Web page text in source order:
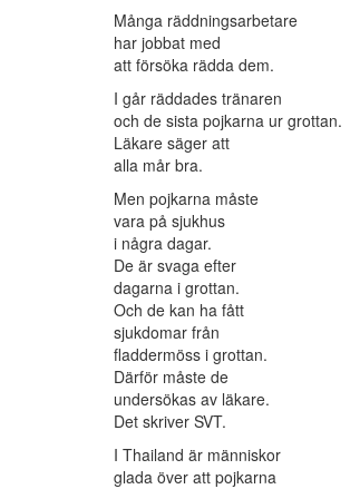
Många räddningsarbetare
har jobbat med
att försöka rädda dem.
I går räddades tränaren
och de sista pojkarna ur grottan.
Läkare säger att
alla mår bra.
Men pojkarna måste
vara på sjukhus
i några dagar.
De är svaga efter
dagarna i grottan.
Och de kan ha fått
sjukdomar från
fladdermöss i grottan.
Därför måste de
undersökas av läkare.
Det skriver SVT.
I Thailand är människor
glada över att pojkarna